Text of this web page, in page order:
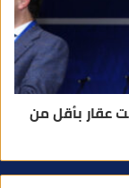
عقار بأقل من